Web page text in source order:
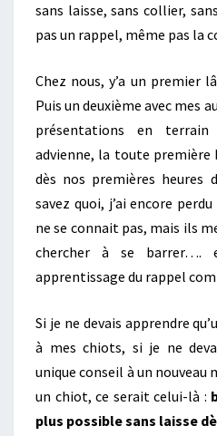
sans laisse, sans collier,
pas un rappel, même pas la
Chez nous, y’a un premier
Puis un deuxième avec mes
présentations en terrain
advienne, la toute première
dès nos premières heures
savez quoi, j’ai encore
ne se connait pas, mais ils
chercher à se barrer….
apprentissage du rappel
Si je ne devais apprendre
à mes chiots, si je ne
unique conseil à un nouveau
un chiot, ce serait celui-là :
plus possible sans laisse